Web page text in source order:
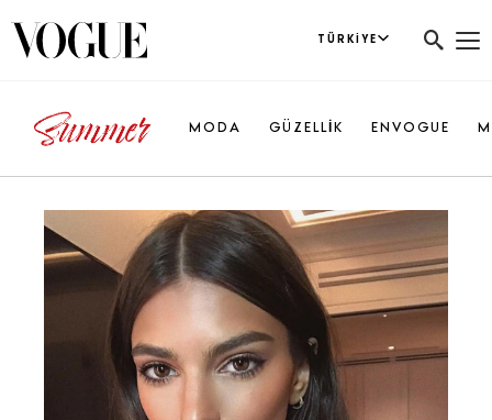
TÜRKIYE
MODA GÜZELLİK ENVOGUE